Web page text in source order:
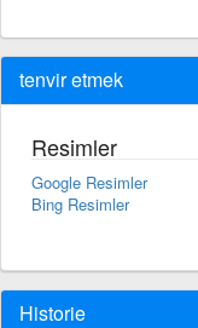
tenvir etmek
Resimler
Google Resimler
Bing Resimler
Historie